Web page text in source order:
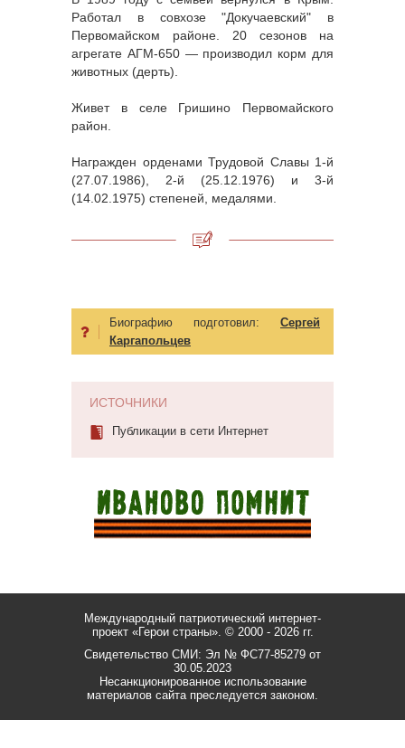
Работал в совхозе "Докучаевский" в
Первомайском районе. 20 сезонов на
агрегате АГМ-650 — производил корм для
животных (дерть).
Живет в селе Гришино Первомайского
район.
Награжден орденами Трудовой Славы 1-й
(27.07.1986), 2-й (25.12.1976) и 3-й
(14.02.1975) степеней, медалями.
Биографию подготовил: Сергей
Каргапольцев
ИСТОЧНИКИ
Публикации в сети Интернет
Международный патриотический интернет-
проект «Герои страны». © 2000 - 2026 гг.
Свидетельство СМИ: Эл № ФС77-85279 от
30.05.2023
Несанкционированное использование
материалов сайта преследуется законом.